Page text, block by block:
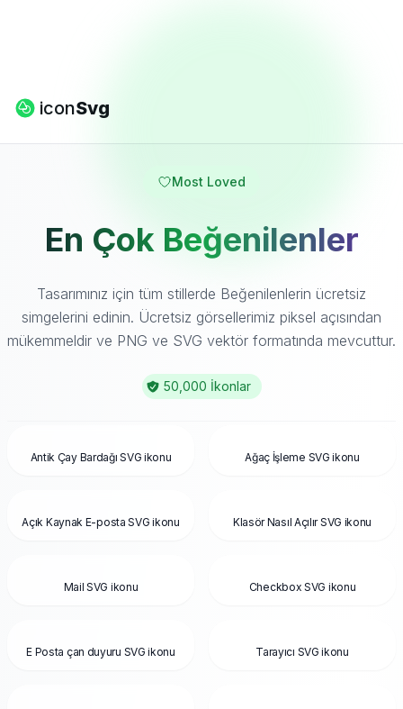
iconSvg
Most Loved
En Çok Beğenilenler
Tasarımınız için tüm stillerde Beğenilenlerin ücretsiz
simgelerini edinin. Ücretsiz görsellerimiz piksel açısından
mükemmeldir ve PNG ve SVG vektör formatında mevcuttur.
50,000 İkonlar
Antik Çay Bardağı SVG ikonu Ağaç İşleme SVG ikonu
Açık Kaynak E-posta SVG ikonu Klasör Nasıl Açılır SVG ikonu
Mail SVG ikonu Checkbox SVG ikonu
E Posta çan duyuru SVG ikonu Tarayıcı SVG ikonu